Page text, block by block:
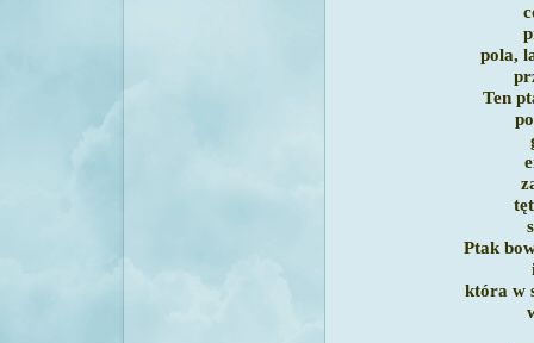
pola,
Ten
Ptak
która w